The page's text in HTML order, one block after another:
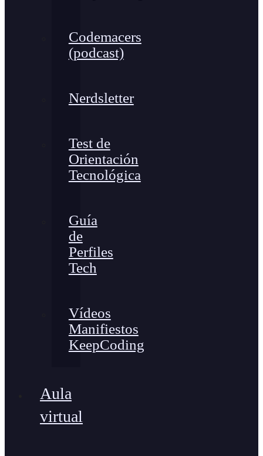
Codemacers
(podcast)
Nerdsletter
Test de
Orientación
Tecnológica
Guía
de
Perfiles
Tech
Vídeos
Manifiestos
KeepCoding
Aula
virtual